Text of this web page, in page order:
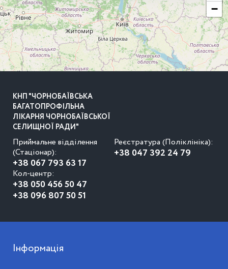
−
КНП "ЧОРНОБАЇВСЬКА
БАГАТОПРОФІЛЬНА
ЛІКАРНЯ ЧОРНОБАЇВСЬКОЇ
СЕЛИЩНОЇ РАДИ"
Приймальне відділення
(Стаціонар):
+38 067 793 63 17
Реєстратура (Поліклініка):
+38 047 392 24 79
Кол-центр:
+38 050 456 50 47
+38 096 807 50 51
Інформація